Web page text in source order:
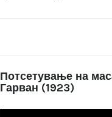
Потсетување на
Гарван (1923)